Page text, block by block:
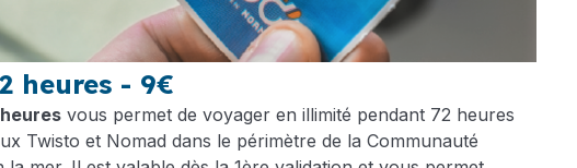
heures - 9€
vous permet de voyager en illimité pendant 72 heures
Twisto et Nomad dans le périmètre de la Communauté